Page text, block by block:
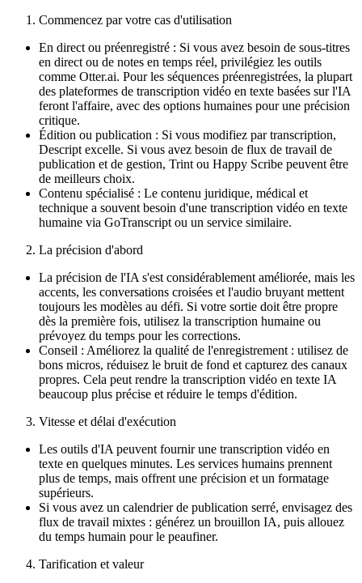
Commencez par votre cas d'utilisation
En direct ou préenregistré : Si vous avez besoin de sous-titres
en direct ou de notes en temps réel, privilégiez les outils
comme Otter.ai. Pour les séquences préenregistrées, la plupart
des plateformes de transcription vidéo en texte basées sur l'IA
feront l'affaire, avec des options humaines pour une précision
critique.
Édition ou publication : Si vous modifiez par transcription,
Descript excelle. Si vous avez besoin de flux de travail de
publication et de gestion, Trint ou Happy Scribe peuvent être
de meilleurs choix.
Contenu spécialisé : Le contenu juridique, médical et
technique a souvent besoin d'une transcription vidéo en texte
humaine via GoTranscript ou un service similaire.
La précision d'abord
La précision de l'IA s'est considérablement améliorée, mais les
accents, les conversations croisées et l'audio bruyant mettent
toujours les modèles au défi. Si votre sortie doit être propre
dès la première fois, utilisez la transcription humaine ou
prévoyez du temps pour les corrections.
Conseil : Améliorez la qualité de l'enregistrement : utilisez de
bons micros, réduisez le bruit de fond et capturez des canaux
propres. Cela peut rendre la transcription vidéo en texte IA
beaucoup plus précise et réduire le temps d'édition.
Vitesse et délai d'exécution
Les outils d'IA peuvent fournir une transcription vidéo en
texte en quelques minutes. Les services humains prennent
plus de temps, mais offrent une précision et un formatage
supérieurs.
Si vous avez un calendrier de publication serré, envisagez des
flux de travail mixtes : générez un brouillon IA, puis allouez
du temps humain pour le peaufiner.
Tarification et valeur